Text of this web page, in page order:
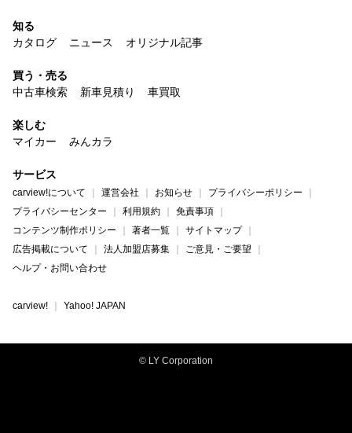
知る
カタログ
ニュース オリジナル記事
買う・売る
中古車検索
新車見積り 車買取
楽しむ
マイカー
みんカラ
サービス
carview!について 運営会社 お知らせ
プライバシーポリシー
プライバシーセンター
利用規約
免責事項
コンテンツ制作ポリシー
著者一覧
サイトマップ
広告掲載について
法人加盟店募集
ご意見・ご要望
ヘルプ・お問い合わせ
carview! Yahoo! JAPAN
© LY Corporation